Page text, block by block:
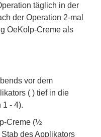
täglich in der
der Operation 2-mal
OeKolp-Creme als
vor dem
( ) tief in die
1 - 4).
Creme (½
des Applikators